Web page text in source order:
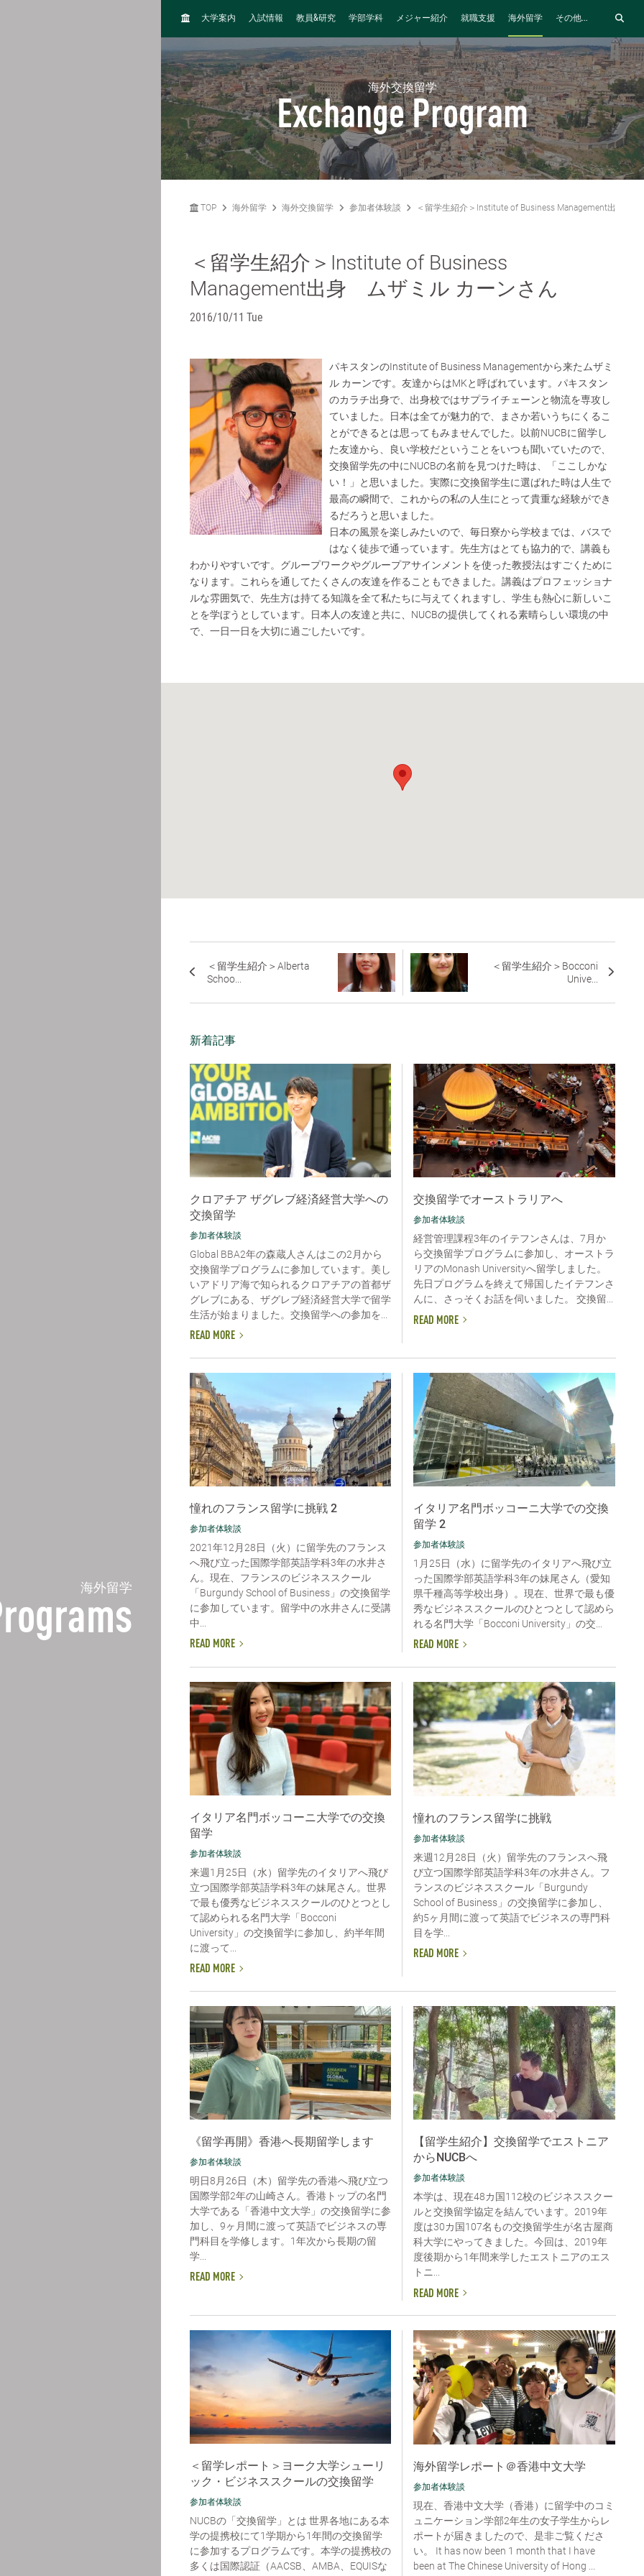
海外留学
H
E
大学案内 入試情報 教員&研究 学部学科 メジャー紹介 就職支援 海外留学 その他...
海外交換留学
Exchange Program
TOP 海外留学 海外交換留学 参加者体験談 ＜留学生紹介＞Institute of Business Management出身 ム
＜留学生紹介＞Institute of Business
Management出身 ムザミル カーンさん
2016/10/11 Tue
パキスタンのInstitute of Business Managementから来たムザミ
ル カーンです。友達からはMKと呼ばれています。パキスタン
のカラチ出身で、出身校ではサプライチェーンと物流を専攻し
ていました。日本は全てが魅力的で、まさか若いうちにくるこ
とができるとは思ってもみませんでした。以前NUCBに留学し
た友達から、良い学校だということをいつも聞いていたので、
交換留学先の中にNUCBの名前を見つけた時は、「ここしかな
い！」と思いました。実際に交換留学生に選ばれた時は人生で
最高の瞬間で、これからの私の人生にとって貴重な経験ができ
るだろうと思いました。
日本の風景を楽しみたいので、毎日寮から学校までは、バスで
はなく徒歩で通っています。先生方はとても協力的で、講義も
わかりやすいです。グループワークやグループアサインメントを使った教授法はすごくために
なります。これらを通してたくさんの友達を作ることもできました。講義はプロフェッショナ
ルな雰囲気で、先生方は持てる知識を全て私たちに与えてくれますし、学生も熱心に新しいこ
とを学ぼうとしています。日本人の友達と共に、NUCBの提供してくれる素晴らしい環境の中
で、一日一日を大切に過ごしたいです。
＜留学生紹介＞Alberta
Schoo...
＜留学生紹介＞Bocconi
Unive...
新着記事
クロアチア ザグレブ経済経営大学への
交換留学
参加者体験談
Global BBA2年の森蔵人さんはこの2月から
交換留学プログラムに参加しています。美し
いアドリア海で知られるクロアチアの首都ザ
グレブにある、ザグレブ経済経営大学で留学
生活が始まりました。交換留学への参加を...
READ MORE
交換留学でオーストラリアへ
参加者体験談
経営管理課程3年のイテフンさんは、7月か
ら交換留学プログラムに参加し、オーストラ
リアのMonash Universityへ留学しました。
先日プログラムを終えて帰国したイテフンさ
んに、さっそくお話を伺いました。 交換留...
READ MORE
憧れのフランス留学に挑戦 2
参加者体験談
2021年12月28日（火）に留学先のフランス
へ飛び立った国際学部英語学科3年の水井さ
ん。現在、フランスのビジネススクール
「Burgundy School of Business」の交換留学
に参加しています。留学中の水井さんに受講
中...
READ MORE
イタリア名門ボッコーニ大学での交換
留学 2
参加者体験談
1月25日（水）に留学先のイタリアへ飛び立
った国際学部英語学科3年の妹尾さん（愛知
県千種高等学校出身）。現在、世界で最も優
秀なビジネススクールのひとつとして認めら
れる名門大学「Bocconi University」の交...
READ MORE
イタリア名門ボッコーニ大学での交換
留学
参加者体験談
来週1月25日（水）留学先のイタリアへ飛び
立つ国際学部英語学科3年の妹尾さん。世界
で最も優秀なビジネススクールのひとつとし
て認められる名門大学「Bocconi
University」の交換留学に参加し、約半年間
に渡って...
READ MORE
憧れのフランス留学に挑戦
参加者体験談
来週12月28日（火）留学先のフランスへ飛
び立つ国際学部英語学科3年の水井さん。フ
ランスのビジネススクール「Burgundy
School of Business」の交換留学に参加し、
約5ヶ月間に渡って英語でビジネスの専門科
目を学...
READ MORE
《留学再開》香港へ長期留学します
参加者体験談
明日8月26日（木）留学先の香港へ飛び立つ
国際学部2年の山崎さん。香港トップの名門
大学である「香港中文大学」の交換留学に参
加し、9ヶ月間に渡って英語でビジネスの専
門科目を学修します。1年次から長期の留
学...
READ MORE
【留学生紹介】交換留学でエストニア
からNUCBへ
参加者体験談
本学は、現在48カ国112校のビジネススクー
ルと交換留学協定を結んでいます。2019年
度は30カ国107名もの交換留学生が名古屋商
科大学にやってきました。今回は、2019年
度後期から1年間来学したエストニアのエス
トニ...
READ MORE
＜留学レポート＞ヨーク大学シューリ
ック・ビジネススクールの交換留学
参加者体験談
NUCBの「交換留学」とは 世界各地にある本
学の提携校にて1学期から1年間の交換留学
に参加するプログラムです。本学の提携校の
多くは国際認証（AACSB、AMBA、EQUISな
海外留学レポート＠香港中文大学
参加者体験談
現在、香港中文大学（香港）に留学中のコミ
ュニケーション学部2年生の女子学生からレ
ポートが届きましたので、是非ご覧くださ
い。 It has now been 1 month that I have
been at The Chinese University of Hong ...